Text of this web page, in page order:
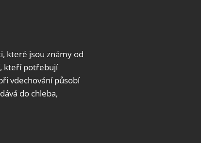
které jsou známy od
kteří potřebují
vdechování působí
do chleba,